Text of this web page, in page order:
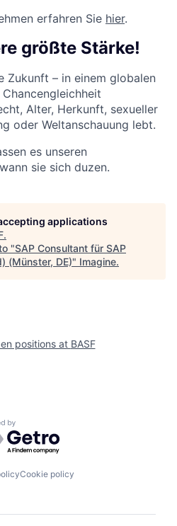
erfahren Sie hier.
größte Stärke!
Zukunft – in einem globalen
Alter, Herkunft, sexueller
oder Weltanschauung lebt.
es unseren
sie sich duzen.
applications
.
"SAP Consultant für SAP
(Münster, DE)" Imagine.
positions at BASF
by Getro.com
Cookie policy